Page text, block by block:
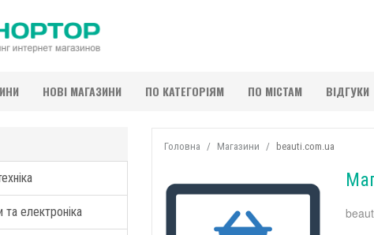
НОВІ МАГАЗИНИ ПО КАТЕГОРІЯМ ПО МІСТАМ ВІДГУКИ
електроніка
Головна Магазини beauti.com.ua